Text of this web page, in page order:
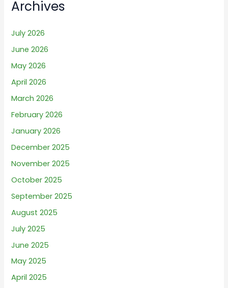
Archives
July 2026
June 2026
May 2026
April 2026
March 2026
February 2026
January 2026
December 2025
November 2025
October 2025
September 2025
August 2025
July 2025
June 2025
May 2025
April 2025